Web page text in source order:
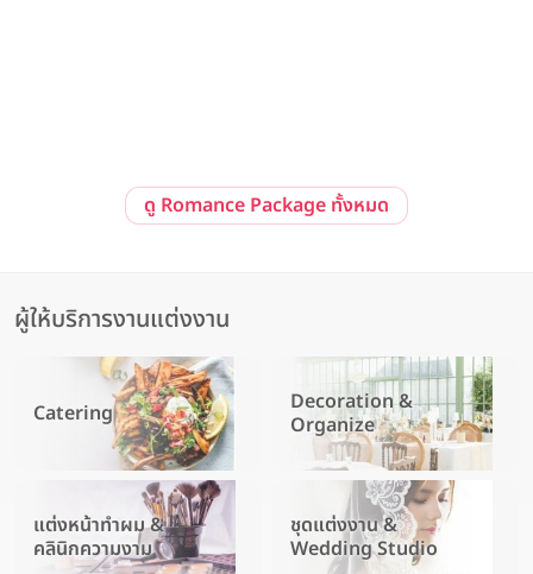
ดู Romance Package ทั้งหมด
ผู้ให้บริการงานแต่งงาน
Catering
Decoration &
Organize
แต่งหน้าทำผม &
คลินิกความงาม
ชุดแต่งงาน &
Wedding Studio